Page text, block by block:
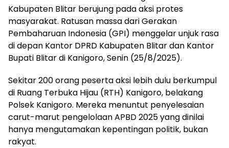
Kabupaten Blitar berujung pada aksi protes
masyarakat. Ratusan massa dari Gerakan
Pembaharuan Indonesia (GPI) menggelar unjuk rasa
di depan Kantor DPRD Kabupaten Blitar dan Kantor
Bupati Blitar di Kanigoro, Senin (25/8/2025).
Sekitar 200 orang peserta aksi lebih dulu berkumpul
di Ruang Terbuka Hijau (RTH) Kanigoro, belakang
Polsek Kanigoro. Mereka menuntut penyelesaian
carut-marut pengelolaan APBD 2025 yang dinilai
hanya mengutamakan kepentingan politik, bukan
rakyat.